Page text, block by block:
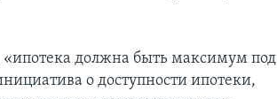
должна быть максимум под
о доступности ипотеки,